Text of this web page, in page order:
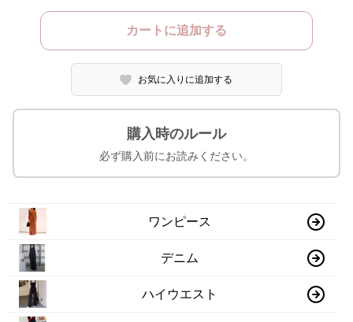
カートに追加する
お気に入りに追加する
購入時のルール
必ず購入前にお読みください。
ワンピース
デニム
ハイウエスト